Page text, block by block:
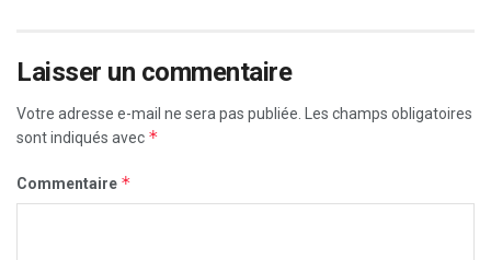
Laisser un commentaire
Votre adresse e-mail ne sera pas publiée.
Les champs obligatoires
sont indiqués avec *
Commentaire *